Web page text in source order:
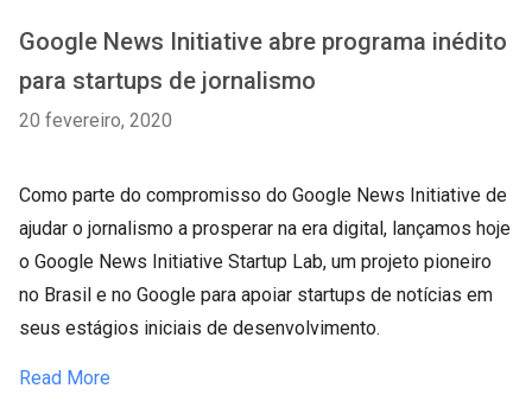
Google News Initiative abre programa inédito
para startups de jornalismo
20 fevereiro, 2020
Como parte do compromisso do Google News Initiative de
ajudar o jornalismo a prosperar na era digital, lançamos hoje
o Google News Initiative Startup Lab, um projeto pioneiro
no Brasil e no Google para apoiar startups de notícias em
seus estágios iniciais de desenvolvimento.
Read More